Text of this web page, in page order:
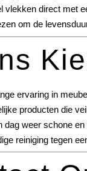
vlekken direct met
om de
ervaring in
producten die
dag weer schone
reiniging tegen